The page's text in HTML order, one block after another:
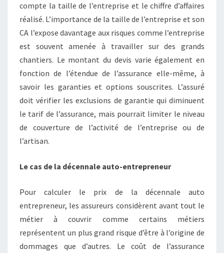
compte la taille de l’entreprise et le chiffre d’affaires
réalisé. L’importance de la taille de l’entreprise et son
CA l’expose davantage aux risques comme l’entreprise
est souvent amenée à travailler sur des grands
chantiers. Le montant du devis varie également en
fonction de l’étendue de l’assurance elle-même, à
savoir les garanties et options souscrites. L’assuré
doit vérifier les exclusions de garantie qui diminuent
le tarif de l’assurance, mais pourrait limiter le niveau
de couverture de l’activité de l’entreprise ou de
l’artisan.
Le cas de la décennale auto-entrepreneur
Pour calculer le prix de la décennale auto
entrepreneur, les assureurs considèrent avant tout le
métier à couvrir comme certains métiers
représentent un plus grand risque d’être à l’origine de
dommages que d’autres. Le coût de l’assurance